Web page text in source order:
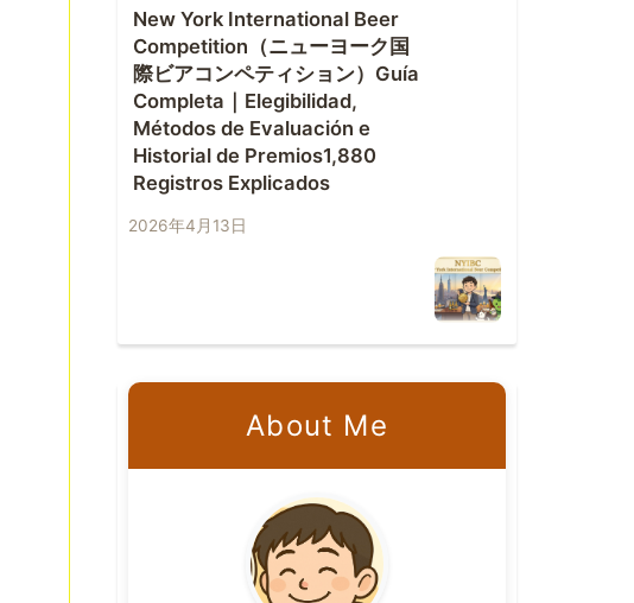
New York International Beer
Competition（ニューヨーク国
際ビアコンペティション）Guía
Completa｜Elegibilidad,
Métodos de Evaluación e
Historial de Premios1,880
Registros Explicados
2026年4月13日
About Me